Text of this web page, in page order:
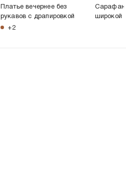
Платье вечернее без
рукавов с драпировкой
+2
Сарафан
широкой